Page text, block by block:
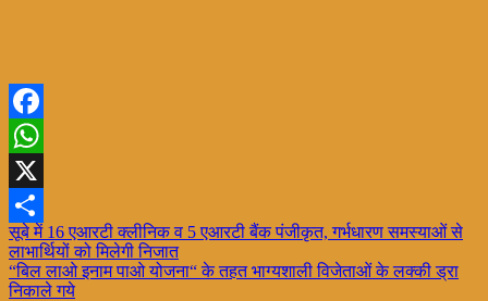
Facebook
WhatsApp
X
Share
Post
navigation
सूबे में 16 एआरटी क्लीनिक व 5 एआरटी बैंक पंजीकृत, गर्भधारण समस्याओं से
लाभार्थियों को मिलेगी निजात
“बिल लाओ इनाम पाओ योजना“ के तहत भाग्यशाली विजेताओं के लक्की ड्रा
निकाले गये